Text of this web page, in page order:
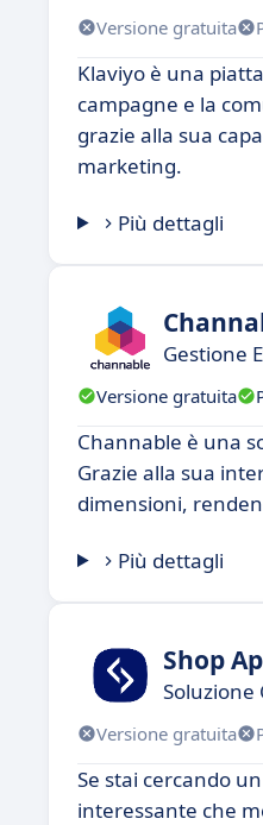
Versione gratuita
Klaviyo è una
campagne e la
grazie alla sua
marketing.
Più dettagli
Gestione
Versione gratuita
Channable è una
Grazie alla sua
dimensioni,
Più dettagli
Shop
Soluzione
Versione gratuita
Se stai cercando
interessante che